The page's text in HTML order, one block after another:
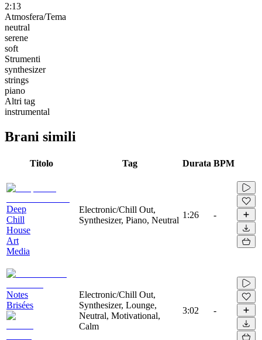
2:13
Atmosfera/Tema
neutral
serene
soft
Strumenti
synthesizer
strings
piano
Altri tag
instrumental
Brani simili
Titolo Tag Durata BPM
Deep
Chill
House
Art
Media
Electronic/Chill Out,
Synthesizer, Piano, Neutral
1:26 -
Notes
Brisées
Electronic/Chill Out,
Synthesizer, Lounge,
Neutral, Motivational,
Calm
3:02 -